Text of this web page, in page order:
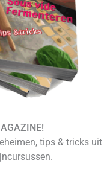
tips & tricks uit